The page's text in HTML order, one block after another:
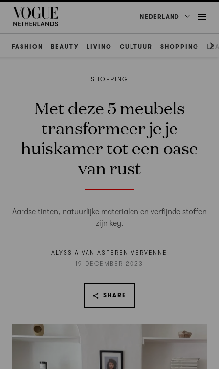
NEDERLAND
FASHION BEAUTY LIVING CULTUUR SHOPPING
SHOPPING
Met deze 5 meubels
transformeer je je
huiskamer tot een oase
van rust
Aardse tinten, natuurlijke materialen en verfijnde stoffen
zijn key.
ALYSSIA VAN ASPEREN VERVENNE
19 DECEMBER 2023
SHARE